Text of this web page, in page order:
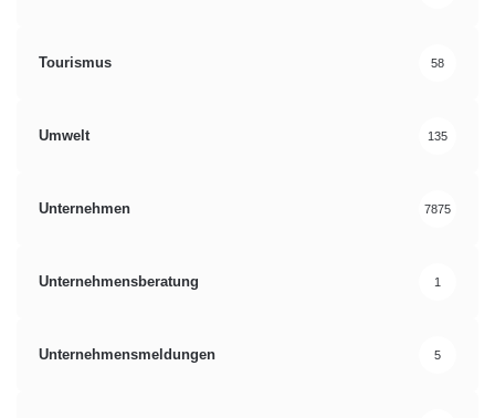
Tourismus 58
Umwelt 135
Unternehmen 7875
Unternehmensberatung 1
Unternehmensmeldungen 5